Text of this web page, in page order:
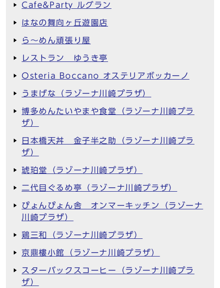
Cafe&Party ルグラン
はなの舞向ヶ丘遊園店
ら～めん頑張り屋
レストラン ゆうき亭
Osteria Boccano オステリアボッカーノ
うまげな（ラゾーナ川崎プラザ）
博多めんたいやまや食堂（ラゾーナ川崎プラ
ザ）
日本橋天丼 金子半之助（ラゾーナ川崎プラ
ザ）
琥珀堂（ラゾーナ川崎プラザ）
二代目ぐるめ亭（ラゾーナ川崎プラザ）
ぴょんぴょん舎 オンマーキッチン（ラゾーナ
川崎プラザ）
鶏三和（ラゾーナ川崎プラザ）
京鼎樓小館（ラゾーナ川崎プラザ）
スターバックスコーヒー（ラゾーナ川崎プラ
ザ）